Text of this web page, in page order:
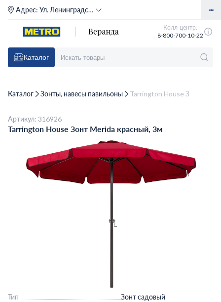
Адрес: Ул. Ленинградское шоссе, д. 71Г (м. Речной вокзал)
Колл-центр:
8-800-700-10-22
Каталог
Каталог Зонты, навесы павильоны Tarrington House Зонт
Артикул: 316926
Tarrington House Зонт Merida красный, 3м
Тип
Зонт садовый